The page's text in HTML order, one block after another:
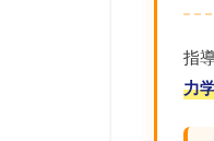
指
力